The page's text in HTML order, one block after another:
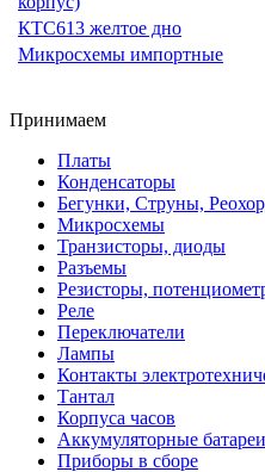
КТС613 желтое дно
Микросхемы импортные
Принимаем
Платы
Конденсаторы
Бегунки, Струны,
Микросхемы
Транзисторы, диоды
Разъемы
Резисторы,
Реле
Переключатели
Лампы
Контакты
Тантал
Корпуса часов
Аккумуляторные батареи
Приборы в сборе